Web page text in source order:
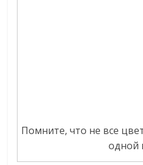
Помните, что не все
одной